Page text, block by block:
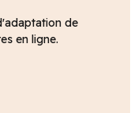
de
en ligne.